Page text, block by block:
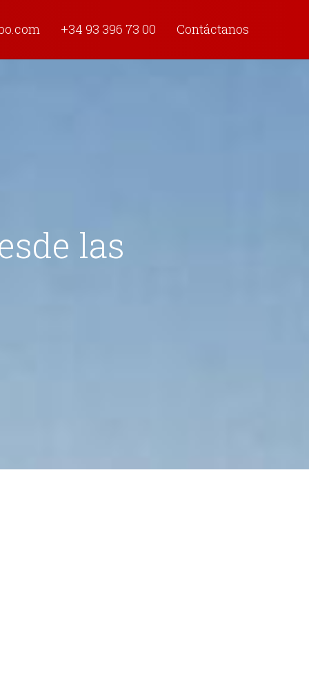
+34 93 396 73 00 Contáctanos
las